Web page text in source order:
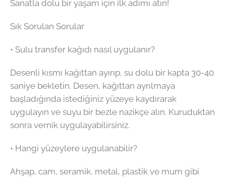
Sanatla dolu bir yaşam için ilk adımı atın!
Sık Sorulan Sorular
• Sulu transfer kağıdı nasıl uygulanır?
Desenli kısmı kağıttan ayırıp, su dolu bir kapta 30-40
saniye bekletin. Desen, kağıttan ayrılmaya
başladığında istediğiniz yüzeye kaydırarak
uygulayın ve suyu bir bezle nazikçe alın. Kuruduktan
sonra vernik uygulayabilirsiniz.
• Hangi yüzeylere uygulanabilir?
Ahşap, cam, seramik, metal, plastik ve mum gibi